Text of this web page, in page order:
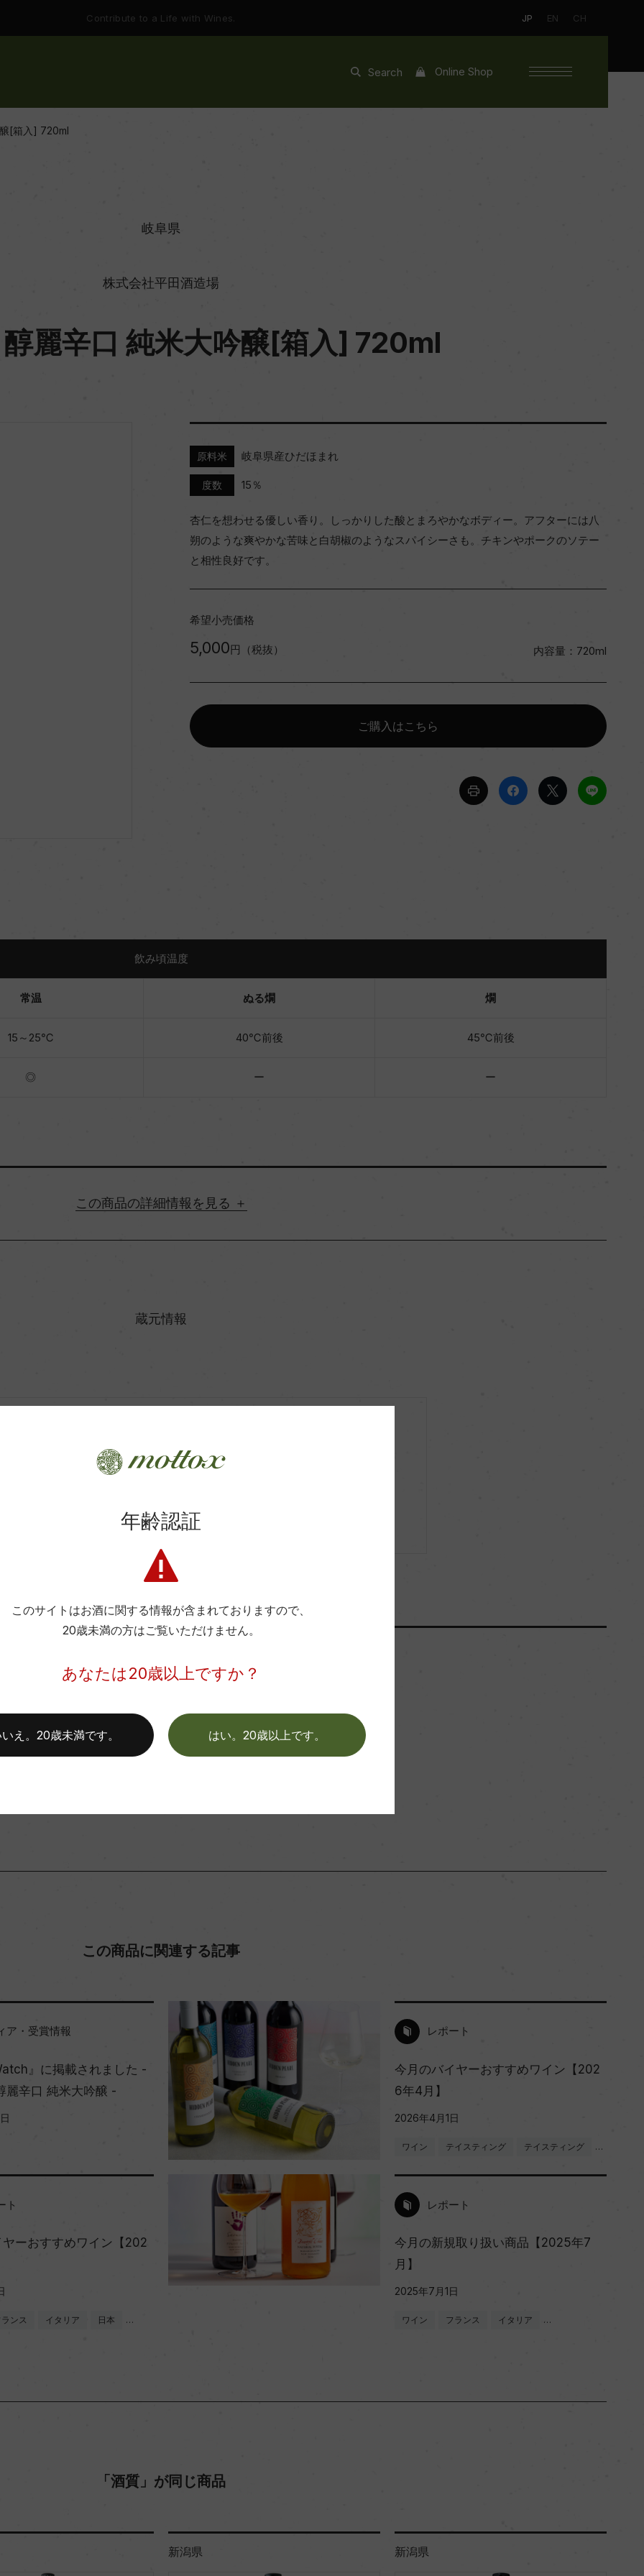
Contribute to a Life with Wines. JP EN CH
Search Online Shop
[箱入] 720ml
岐阜県
株式会社平田酒造場
麗辛口 純米大吟醸[箱入] 720ml
原料米 岐阜県産ひだほまれ
度数 15％
杏仁を想わせる優しい香り。しっかりした酸とまろやかなボディー。アフターには八
朔のような爽やかな苦味と白胡椒のようなスパイシーさも。チキンやポークのソテー
と相性良好です。
希望小売価格
5,000円（税抜） 内容量：720ml
ご購入はこちら
飲み頃温度
常温 ぬる燗 燗
15～25℃ 40℃前後 45℃前後
◎ ー ー
詳細情報
蔵元情報
株式会社平田酒造場
生産者詳細はこちら
この商品に関連する記事
ア・受賞情報
』に掲載されました -
麗辛口 純米大吟醸 -
レポート
今月のバイヤーおすすめワイン【202
6年4月】
2026年4月1日
ワイン テイスティング テイスティング …
ト
ーおすすめワイン【202
ンス イタリア 日本 …
レポート
今月の新規取り扱い商品【2025年7
月】
2025年7月1日
ワイン フランス イタリア …
「酒質」が同じ商品
新潟県 新潟県
年齢認証
このサイトはお酒に関する情報が含まれておりますので、
20歳未満の方はご覧いただけません。
あなたは20歳以上ですか？
はい。20歳以上です。
え。20歳未満です。